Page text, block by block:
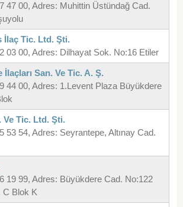
47 00, Adres: Muhittin Üstündağ Cad.
İlaç Tic. Ltd. Şti.
03 00, Adres: Dilhayat Sok. No:16 Etiler
San. Ve Tic. A. Ş.
44 00, Adres: 1.Levent Plaza Büyükdere
Ve Tic. Ltd. Şti.
53 54, Adres: Seyrantepe, Altınay Cad.
19 99, Adres: Büyükdere Cad. No:122
Blok K